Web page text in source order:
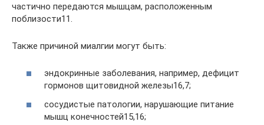
частично передаются мышцам, расположенным
поблизости11.
Также причиной миалгии могут быть:
эндокринные заболевания, например, дефицит
гормонов щитовидной железы16,7;
сосудистые патологии, нарушающие питание
мышц конечностей15,16;